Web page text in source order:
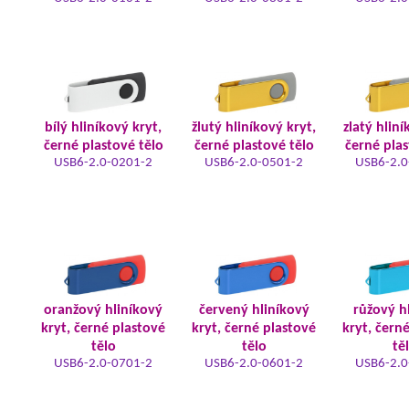
bílý hliníkový kryt,
černé plastové tělo
USB6-2.0-0201-2
žlutý hliníkový kryt,
černé plastové tělo
USB6-2.0-0501-2
zlatý
černé
USB6-
oranžový hliníkový
kryt, černé plastové
tělo
USB6-2.0-0701-2
červený hliníkový
kryt, černé plastové
tělo
USB6-2.0-0601-2
růžový
kryt,
USB6-